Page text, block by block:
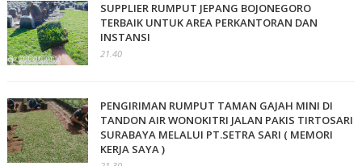
SUPPLIER RUMPUT JEPANG BOJONEGORO
TERBAIK UNTUK AREA PERKANTORAN DAN
INSTANSI
21.40
PENGIRIMAN RUMPUT TAMAN GAJAH MINI DI
TANDON AIR WONOKITRI JALAN PAKIS TIRTOSARI
SURABAYA MELALUI PT.SETRA SARI ( MEMORI
KERJA SAYA )